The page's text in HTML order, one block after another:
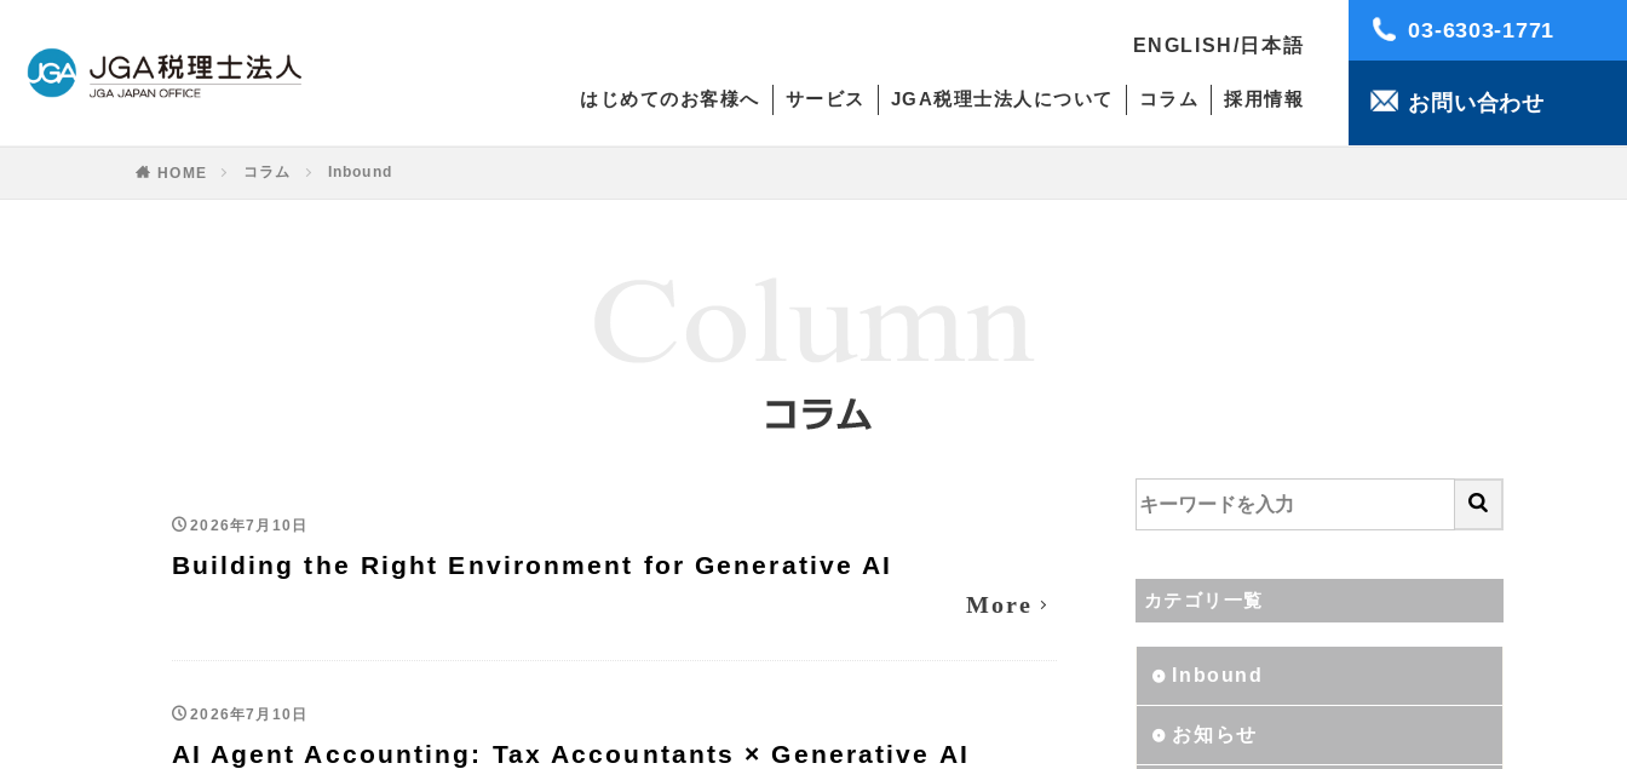
ENGLISH / 日本語
はじめてのお客様へ サービス JGA税理士法人について コラム 採用情報
03-6303-1771
お問い合わせ
HOME コラム Inbound
2026年7月10日
Building the Right Environment for Generative AI
More
2026年7月10日
AI Agent Accounting: Tax Accountants × Generative AI
カテゴリ一覧
Inbound
お知らせ